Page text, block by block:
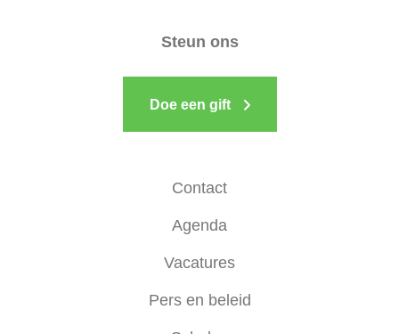
Steun ons
Doe een gift
Contact
Agenda
Vacatures
Pers en beleid